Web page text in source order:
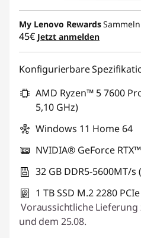
My Lenovo Rewards
45€ Jetzt anmelden
Konfigurierbare
AMD Ryzen™ 5 7600
5,10 GHz)
Windows 11 Home 64
NVIDIA® GeForce
32 GB DDR5-5600MT/s
1 TB SSD M.2 2280
Voraussichtliche Lieferung
und dem 25.08.